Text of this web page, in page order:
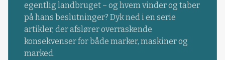
egentlig landbruget – og hvem vinder og taber
på hans beslutninger? Dyk ned i en serie
artikler, der afslører overraskende
konsekvenser for både marker, maskiner og
marked.